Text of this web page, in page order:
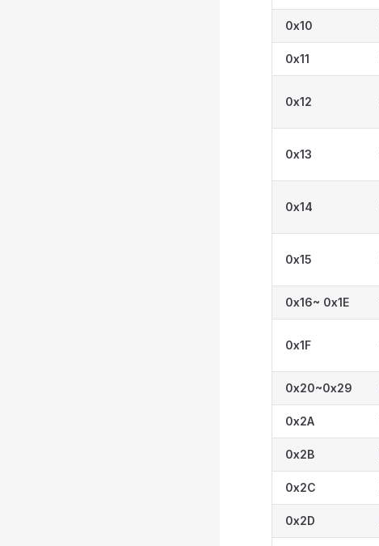
0x10
0x11
0x12
0x13
0x14
0x15
0x16~ 0x1E
0x1F
0x20~0x29
0x2A
0x2B
0x2C
0x2D